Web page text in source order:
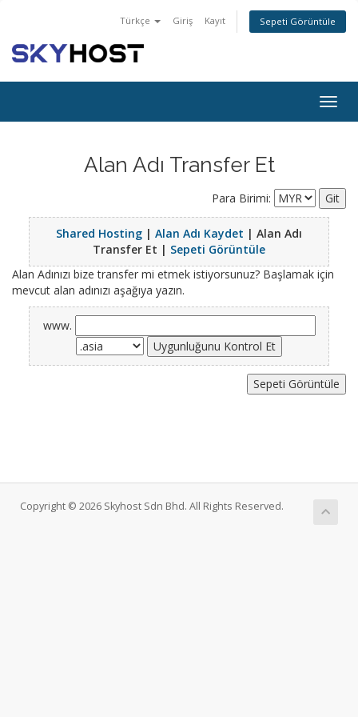
Türkçe Giriş Kayıt Sepeti Görüntüle
Alan Adı Transfer Et
Para Birimi:
Shared Hosting | Alan Adı Kaydet | Alan Adı
Transfer Et | Sepeti Görüntüle
Alan Adınızı bize transfer mi etmek istiyorsunuz? Başlamak için
mevcut alan adınızı aşağıya yazın.
www.
Copyright © 2026 Skyhost Sdn Bhd. All Rights Reserved.